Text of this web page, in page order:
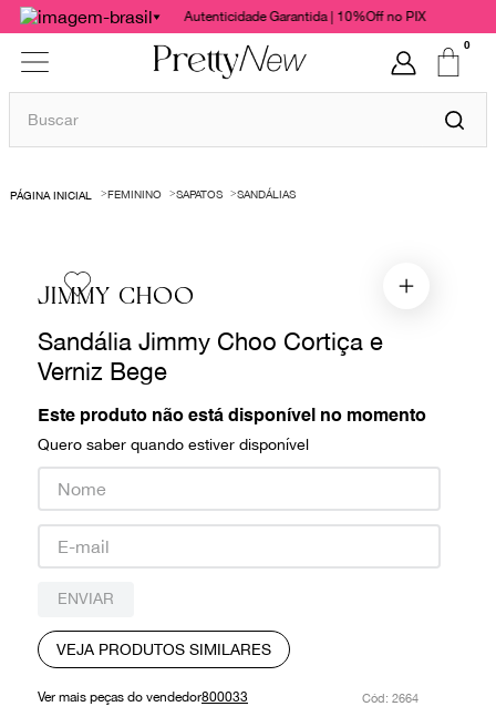
Autenticidade Garantida | 10%Off no PIX
0
Buscar
FEMININO SAPATOS SANDÁLIAS
JIMMY CHOO
Sandália Jimmy Choo Cortiça e
Verniz Bege
Este produto não está disponível no momento
Quero saber quando estiver disponível
ENVIAR
VEJA PRODUTOS SIMILARES
Ver mais peças do vendedor800033 : 2664
1º
bolsas
chanel
gucci
paula raia
burberry
prada
louis vuitton